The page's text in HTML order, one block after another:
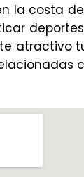
la costa
atractivo